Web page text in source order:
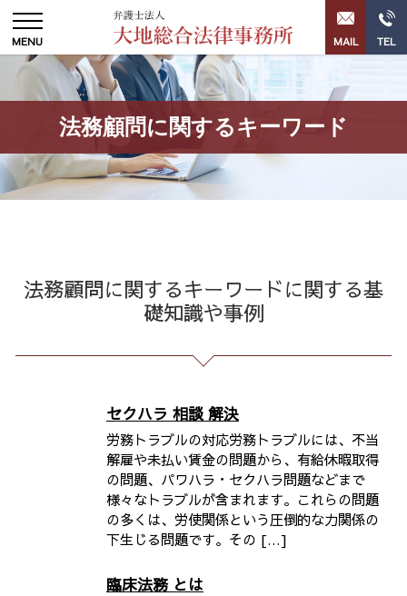
法務顧問に関するキーワード
法務顧問に関するキーワードに関する基
礎知識や事例
セクハラ 相談 解決
労務トラブルの対応労務トラブルには、不当
解雇や未払い賃金の問題から、有給休暇取得
の問題、パワハラ・セクハラ問題などまで
様々なトラブルが含まれます。これらの問題
の多くは、労使関係という圧倒的な力関係の
下生じる問題です。その […]
臨床法務 とは